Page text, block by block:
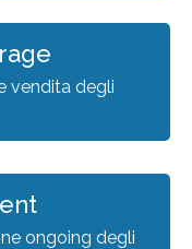
vendita degli
ongoing degli